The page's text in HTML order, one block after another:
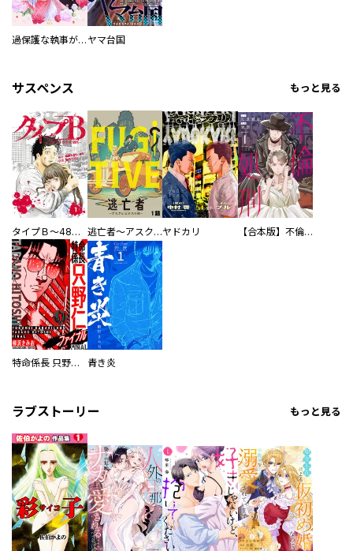
過保護な執事が私の婚活を邪魔してきます！ ヤマ台国
サスペンス もっと見る
タイプＢ～48時間後、致死率100％～【単話】 逃亡者～アスクレピオスの杖～ヤドカリ 【合本版】不倫処刑
特命係長 只野仁ファイナル 愛蔵版 青き炎
ラブストーリー もっと見る